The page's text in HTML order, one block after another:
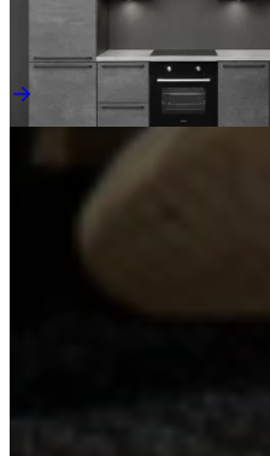
Actie Keuken Evy 114
€ 4.995,-
Direct leverbaar